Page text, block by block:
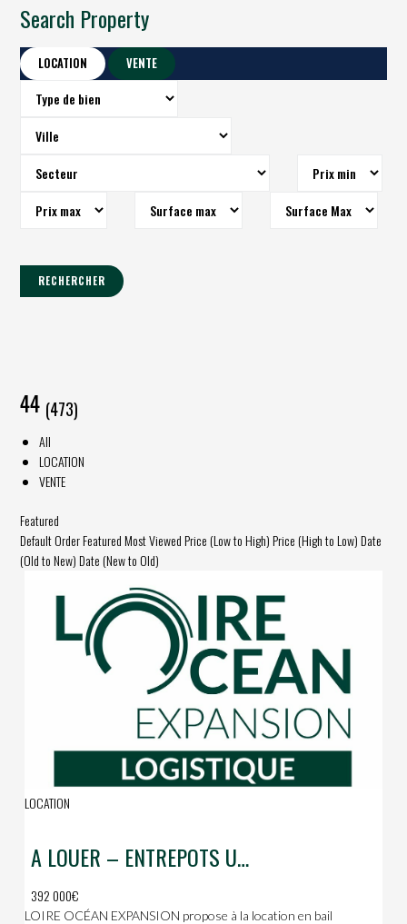
Search Property
LOCATION VENTE
RECHERCHER
44 (473)
All
LOCATION
VENTE
Featured
Default OrderFeatured Most Viewed Price (Low to High) Price (High to Low) Date
(Old to New) Date (New to Old)
LOCATION
A LOUER – ENTREPOTS URBAINS – 5600m2
392 000€
LOIRE OCÉAN EXPANSION propose à la location en bail